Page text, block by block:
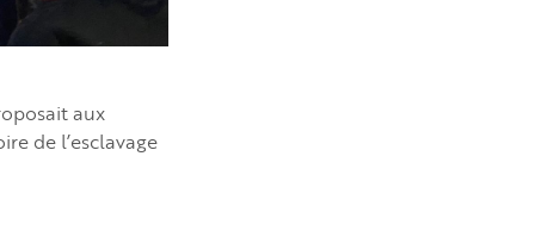
aux
de l’esclavage